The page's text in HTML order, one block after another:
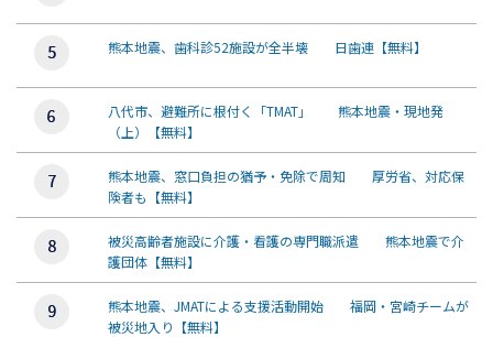
熊本地震、歯科診52施設が全半壊 日歯連【無料】
八代市、避難所に根付く「TMAT」 熊本地震・現地発
（上）【無料】
熊本地震、窓口負担の猶予・免除で周知 厚労省、対応保
険者も【無料】
被災高齢者施設に介護・看護の専門職派遣 熊本地震で介
護団体【無料】
熊本地震、JMATによる支援活動開始 福岡・宮崎チームが
被災地入り【無料】